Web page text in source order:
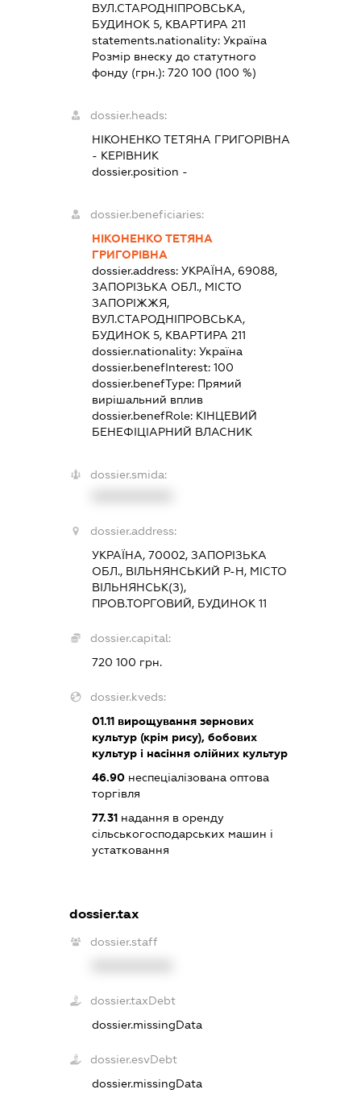
ВУЛ.СТАРОДНІПРОВСЬКА,
БУДИНОК 5, КВАРТИРА 211
statements.nationality:Україна
Розмір внеску до статутного
фонду (грн.):720 100 (100 %)
dossier.heads:
НІКОНЕНКО ТЕТЯНА ГРИГОРІВНА
- КЕРІВНИК
dossier.position -
dossier.beneficiaries:
НІКОНЕНКО ТЕТЯНА
ГРИГОРІВНА
dossier.address:УКРАЇНА, 69088,
ЗАПОРІЗЬКА ОБЛ., МІСТО
ЗАПОРІЖЖЯ,
ВУЛ.СТАРОДНІПРОВСЬКА,
БУДИНОК 5, КВАРТИРА 211
dossier.nationality:Україна
dossier.benefInterest:100
dossier.benefType: Прямий
вирішальний вплив
dossier.benefRole: КІНЦЕВИЙ
БЕНЕФІЦІАРНИЙ ВЛАСНИК
dossier.smida:
dossier.address:
УКРАЇНА, 70002, ЗАПОРІЗЬКА
ОБЛ., ВІЛЬНЯНСЬКИЙ Р-Н, МІСТО
ВІЛЬНЯНСЬК(З),
ПРОВ.ТОРГОВИЙ, БУДИНОК 11
dossier.capital:
720 100 грн.
dossier.kveds:
01.11 вирощування зернових
культур (крім рису), бобових
культур і насіння олійних культур
46.90 неспеціалізована оптова
торгівля
77.31 надання в оренду
сільськогосподарських машин і
устатковання
dossier.tax
dossier.staff
dossier.taxDebt
dossier.missingData
dossier.esvDebt
dossier.missingData